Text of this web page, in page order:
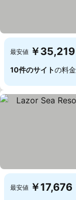
最安値 ￥35,219
10件のサイトの料
最安値 ￥17,676